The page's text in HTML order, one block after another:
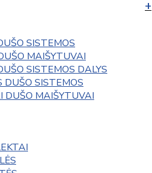
SISTEMOS
MAIŠYTUVAI
SISTEMOS DALYS
DUŠO SISTEMOS
DUŠO MAIŠYTUVAI